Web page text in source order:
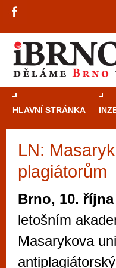
HLAVNÍ STRÁNKA
LN:
plagiátorům
Brno, 10. října
letošním
Masarykova
Mimo jiné je ale